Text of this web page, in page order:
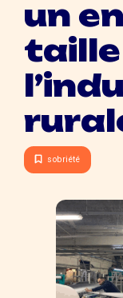
un
sobriété